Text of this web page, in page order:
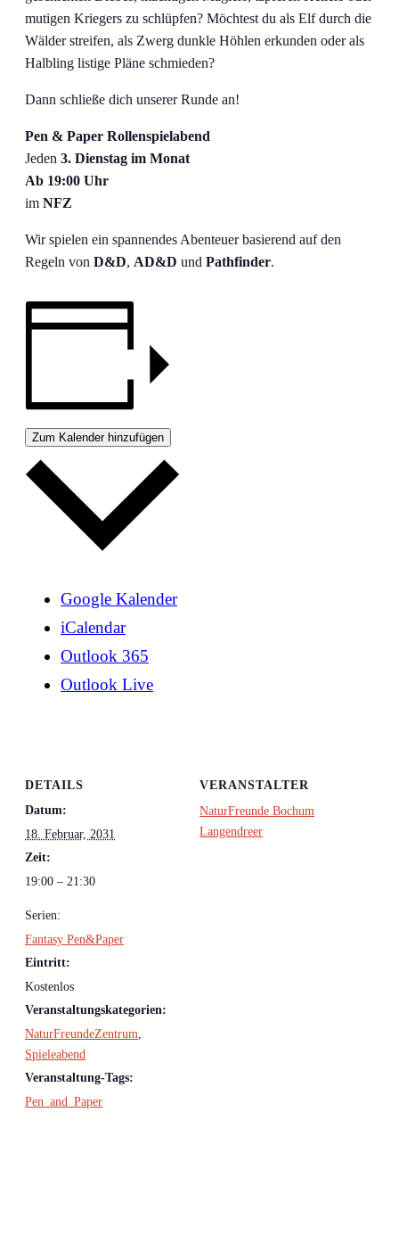
mutigen Kriegers zu schlüpfen? Möchtest du als Elf durch die
Wälder streifen, als Zwerg dunkle Höhlen erkunden oder als
Halbling listige Pläne schmieden?
Dann schließe dich unserer Runde an!
Pen & Paper Rollenspielabend
Jeden 3. Dienstag im Monat
Ab 19:00 Uhr
im NFZ
Wir spielen ein spannendes Abenteuer basierend auf den
Regeln von D&D, AD&D und Pathfinder.
Zum Kalender hinzufügen
Google Kalender
iCalendar
Outlook 365
Outlook Live
DETAILS
Datum:
18. Februar, 2031
Zeit:
19:00 – 21:30
Serien:
Fantasy Pen&Paper
Eintritt:
Kostenlos
Veranstaltungskategorien:
NaturFreundeZentrum
Spieleabend
Veranstaltung-Tags:
Pen_and_Paper
VERANSTALTER
NaturFreunde Bochum
Langendreer